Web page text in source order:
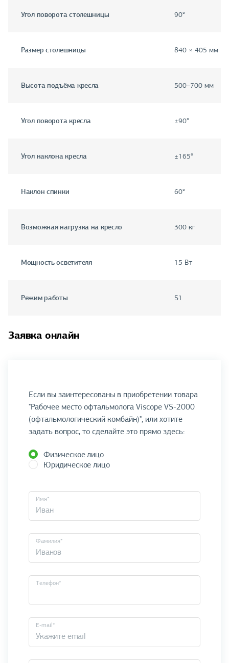
Угол поворота столешницы 90°
Размер столешницы 840 × 405 мм
Высота подъёма кресла 500–700 мм
Угол поворота кресла ±90°
Угол наклона кресла ±165°
Наклон спинки 60°
Возможная нагрузка на кресло 300 кг
Мощность осветителя 15 Вт
Режим работы S1
Заявка онлайн
Если вы заинтересованы в приобретении товара
"Рабочее место офтальмолога Viscope VS-2000
(офтальмологический комбайн)", или хотите
задать вопрос, то сделайте это прямо здесь:
Физическое лицо
Юридическое лицо
Имя*
Фамилия*
Телефон*
E-mail*